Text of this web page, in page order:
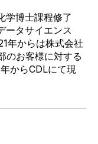
学博士課程修了
ータサイエンス
年からは株式会社
のお客様に対する
年からCDLにて現